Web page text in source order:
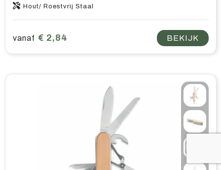
Hout/ Roestvrij Staal
vanaf € 2,84 BEKIJK